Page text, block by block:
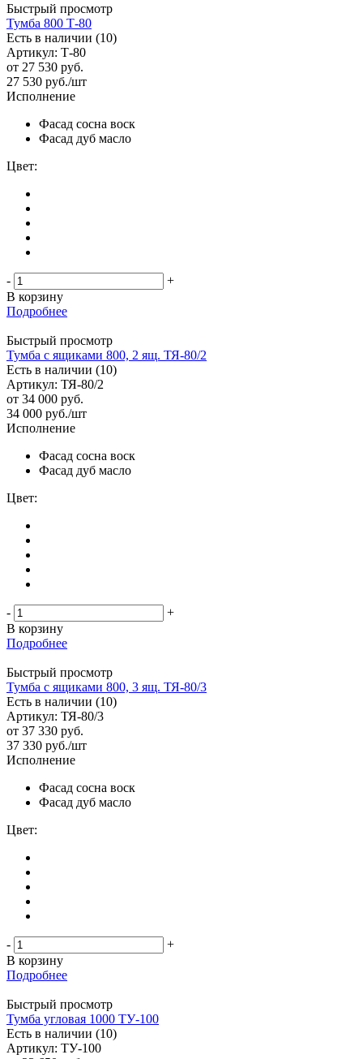
Быстрый просмотр
Тумба 800 Т-80
Есть в наличии (10)
Артикул: Т-80
от 27 530 руб.
27 530 руб./шт
Исполнение
Фасад сосна воск
Фасад дуб масло
Цвет:
-
+
В корзину
Подробнее
Быстрый просмотр
Тумба с ящиками 800, 2 ящ. ТЯ-80/2
Есть в наличии (10)
Артикул: ТЯ-80/2
от 34 000 руб.
34 000 руб./шт
Исполнение
Фасад сосна воск
Фасад дуб масло
Цвет:
-
+
В корзину
Подробнее
Быстрый просмотр
Тумба с ящиками 800, 3 ящ. ТЯ-80/3
Есть в наличии (10)
Артикул: ТЯ-80/3
от 37 330 руб.
37 330 руб./шт
Исполнение
Фасад сосна воск
Фасад дуб масло
Цвет:
-
+
В корзину
Подробнее
Быстрый просмотр
Тумба угловая 1000 ТУ-100
Есть в наличии (10)
Артикул: ТУ-100